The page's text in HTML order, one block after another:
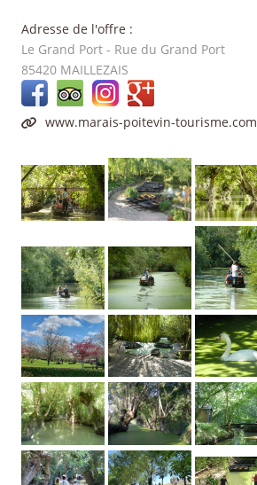
Adresse de l'offre :
Le Grand Port - Rue du Grand Port
85420 MAILLEZAIS
www.marais-poitevin-tourisme.com